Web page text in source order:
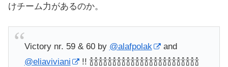
けチーム力があるのか。
Victory nr. 59 & 60 by @alafpolak
and
@eliaviviani
!! 🍾🍾🍾🍾🍾🍾🍾🍾🍾🍾🍾🍾🍾🍾🍾🍾🍾🍾🍾🍾🍾🍾🍾🍾